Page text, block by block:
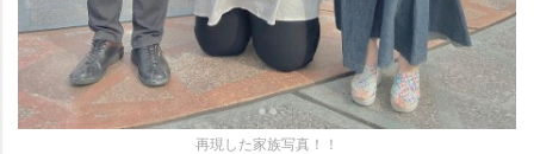
再現した家族写真！！